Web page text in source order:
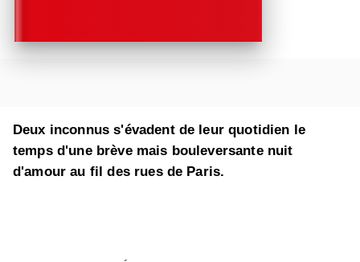
Deux inconnus s'évadent de leur quotidien le
temps d'une brève mais bouleversante nuit
d'amour au fil des rues de Paris.